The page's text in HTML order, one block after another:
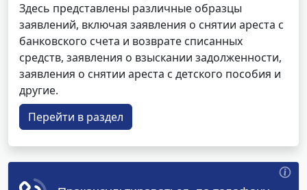
Здесь представлены различные образцы
заявлений, включая заявления о снятии ареста с
банковского счета и возврате списанных
средств, заявления о взыскании задолженности,
заявления о снятии ареста с детского пособия и
другие.
Перейти в раздел